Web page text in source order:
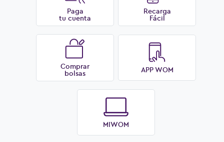
Paga
tu cuenta
Recarga
Fácil
Comprar
bolsas APP WOM
MIWOM